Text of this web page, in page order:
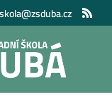
skola@zsduba.cz